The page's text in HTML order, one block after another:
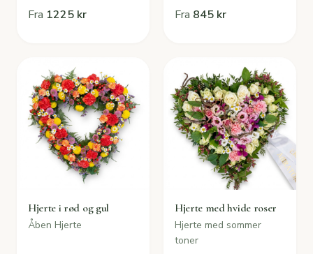
Fra 1225 kr Fra 845 kr
Hjerte i rød og gul
Åben Hjerte
Hjerte med hvide roser
Hjerte med sommer
toner